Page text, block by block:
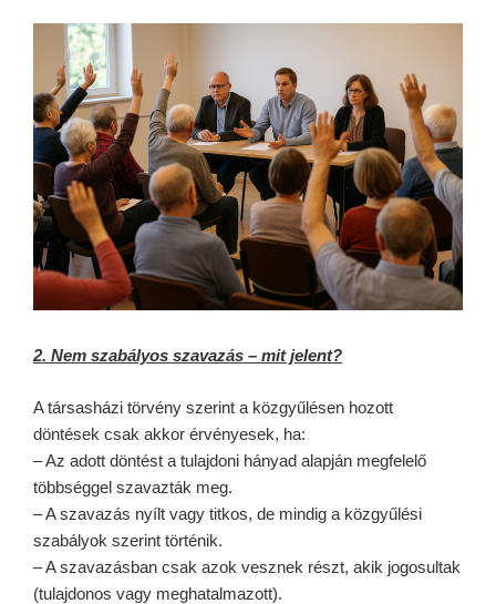
2. Nem szabályos szavazás – mit jelent?
A társasházi törvény szerint a közgyűlésen hozott
döntések csak akkor érvényesek, ha:
– Az adott döntést a tulajdoni hányad alapján megfelelő
többséggel szavazták meg.
– A szavazás nyílt vagy titkos, de mindig a közgyűlési
szabályok szerint történik.
– A szavazásban csak azok vesznek részt, akik jogosultak
(tulajdonos vagy meghatalmazott).